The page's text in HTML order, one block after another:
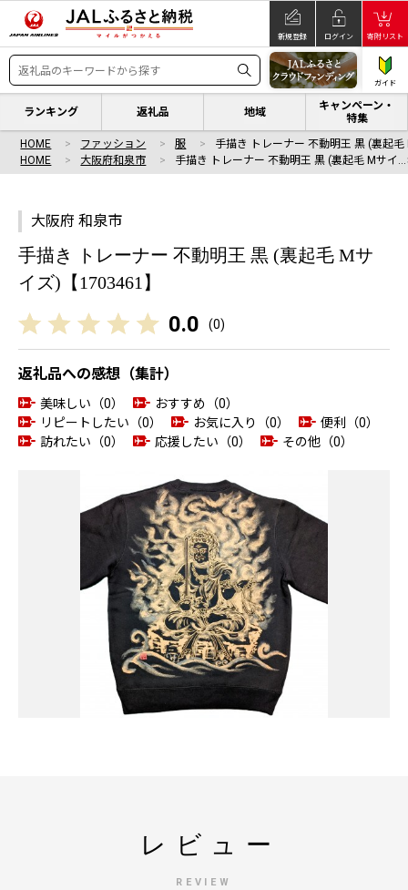
新規登録 ログイン 寄附リスト
ガイド
ランキング 返礼品 地域
キャンペーン・
特集
HOME ファッション 服
手描き トレーナー 不動明王 黒 (裏起
HOME
大阪府和泉市 手描き トレーナー 不動明王 黒 (裏起毛 Mサイ…
大阪府 和泉市
手描き トレーナー 不動明王 黒 (裏起毛 Mサ
イズ)【1703461】
0.0 (0)
返礼品への感想（集計）
美味しい（0）
おすすめ（0）
リピートしたい（0）
お気に入り（0）
便利（0）
訪れたい（0）
応援したい（0） その他（0）
レビュー
REVIEW